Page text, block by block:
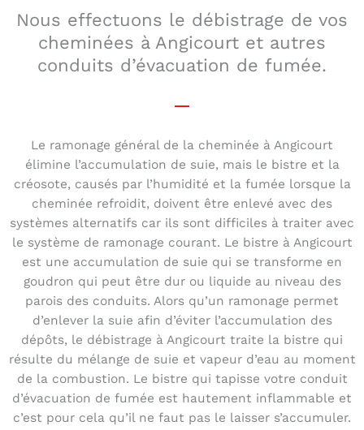
Nous effectuons le débistrage de vos
cheminées à Angicourt et autres
conduits d’évacuation de fumée.
Le ramonage général de la cheminée à Angicourt
élimine l’accumulation de suie, mais le bistre et la
créosote, causés par l’humidité et la fumée lorsque la
cheminée refroidit, doivent être enlevé avec des
systèmes alternatifs car ils sont difficiles à traiter avec
le système de ramonage courant. Le bistre à Angicourt
est une accumulation de suie qui se transforme en
goudron qui peut être dur ou liquide au niveau des
parois des conduits. Alors qu’un ramonage permet
d’enlever la suie afin d’éviter l’accumulation des
dépôts, le débistrage à Angicourt traite la bistre qui
résulte du mélange de suie et vapeur d’eau au moment
de la combustion. Le bistre qui tapisse votre conduit
d’évacuation de fumée est hautement inflammable et
c’est pour cela qu’il ne faut pas le laisser s’accumuler.